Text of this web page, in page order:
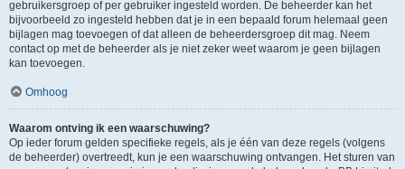
gebruikersgroep of per gebruiker ingesteld worden. De beheerder kan het
bijvoorbeeld zo ingesteld hebben dat je in een bepaald forum helemaal geen
bijlagen mag toevoegen of dat alleen de beheerdersgroep dit mag. Neem
contact op met de beheerder als je niet zeker weet waarom je geen bijlagen
kan toevoegen.
Omhoog
Waarom ontving ik een waarschuwing?
Op ieder forum gelden specifieke regels, als je één van deze regels (volgens
de beheerder) overtreedt, kun je een waarschuwing ontvangen. Het sturen van